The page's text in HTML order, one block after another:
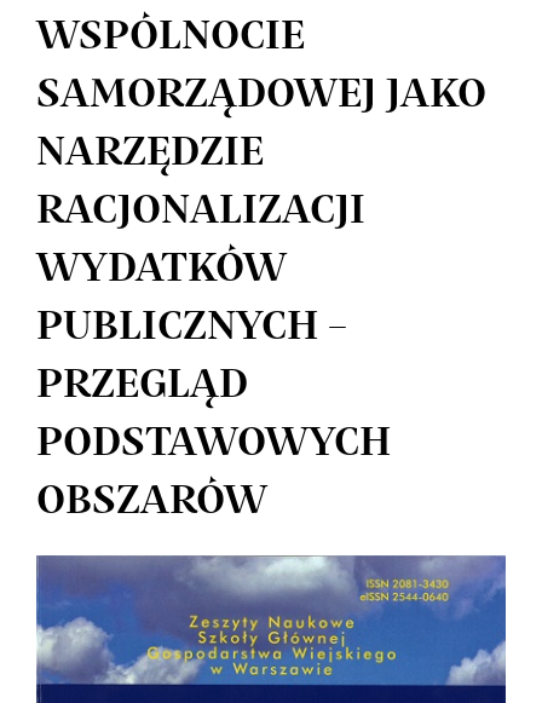
WSPÓLNOCIE
SAMORZĄDOWEJ JAKO
NARZĘDZIE
RACJONALIZACJI
WYDATKÓW
PUBLICZNYCH –
PRZEGLĄD
PODSTAWOWYCH
OBSZARÓW
Article
Sidebar